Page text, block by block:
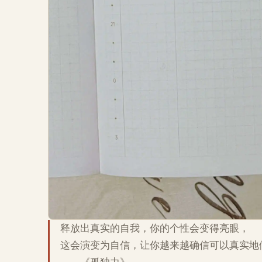
释放出真实的自我，你的个性会变得亮眼，
这会演变为自信，让你越来越确信可以真实地